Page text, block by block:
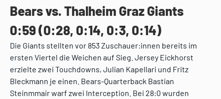
Bears vs. Thalheim Graz Giants
0:59 (0:28, 0:14, 0:3, 0:14)
Die Giants stellten vor 853 Zuschauer:innen bereits im
ersten Viertel die Weichen auf Sieg. Jersey Eickhorst
erzielte zwei Touchdowns, Julian Kapellari und Fritz
Bleckmann je einen. Bears-Quarterback Bastian
Steinmmair warf zwei Interception. Bei 28:0 wurden